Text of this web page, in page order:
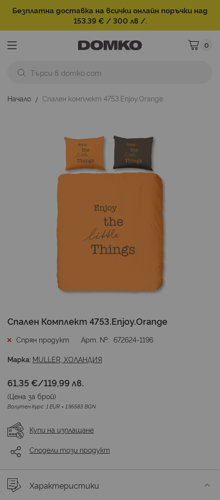
Безплатна доставка на всички онлайн поръчки над
153.39 € / 300 лв /.
Моята
0
Начало
Спален комплект 4753.Enjoy.Orange
изображенията
Преминете
началото
галерия
снимки
Спален Комплект 4753.Enjoy.Orange
Спрян продукт Арт. № 672624-1196
Марка: MULLER, ХОЛАНДИЯ
61,35 €/119,99 лв.
(Цена за брой)
Валутен курс: 1 EUR = 1.95583 BGN
Купи на изплащане
Сподели този продукт
Характеристики